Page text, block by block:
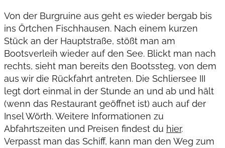
Von der Burgruine aus geht es wieder bergab bis
ins Örtchen Fischhausen. Nach einem kurzen
Stück an der Hauptstraße, stößt man am
Bootsverleih wieder auf den See. Blickt man nach
rechts, sieht man bereits den Bootssteg, von dem
aus wir die Rückfahrt antreten. Die Schliersee III
legt dort einmal in der Stunde an und ab und hält
(wenn das Restaurant geöffnet ist) auch auf der
Insel Wörth. Weitere Informationen zu
Abfahrtszeiten und Preisen findest du hier.
Verpasst man das Schiff, kann man den Weg zum